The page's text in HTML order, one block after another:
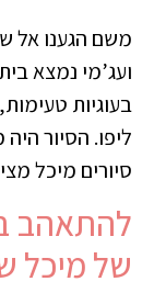
משם הגענו אל
ועג’מי נמצא
בעוגיות
ליפו. הסיור
סיורים מיכל
להתאהב
של מיכל